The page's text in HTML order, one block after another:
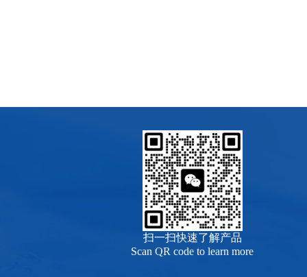
扫一扫快速了解产品
Scan QR code to learn more